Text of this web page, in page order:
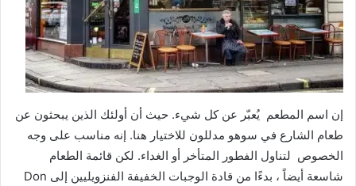
إن اسم المطعم يُعبّر عن كل شيء. حيث أن أولئك الذين يبحثون عن
طعام الشارع في سوهو مدللون للاختيار هنا. إنه مناسب على وجه
الخصوص لتناول الفطور المتأخر أو الغداء. لكن قائمة الطعام
شاسعة أيضاً ، بدءًا من قادة الوجبات الخفيفة الفنزويليين إلى Don